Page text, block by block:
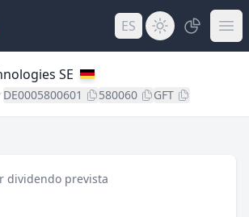
ES
SE
DE0005800601 580060 GFT
dividendo prevista